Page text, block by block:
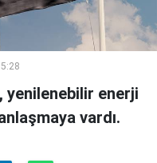
yenilenebilir enerji
vardı.